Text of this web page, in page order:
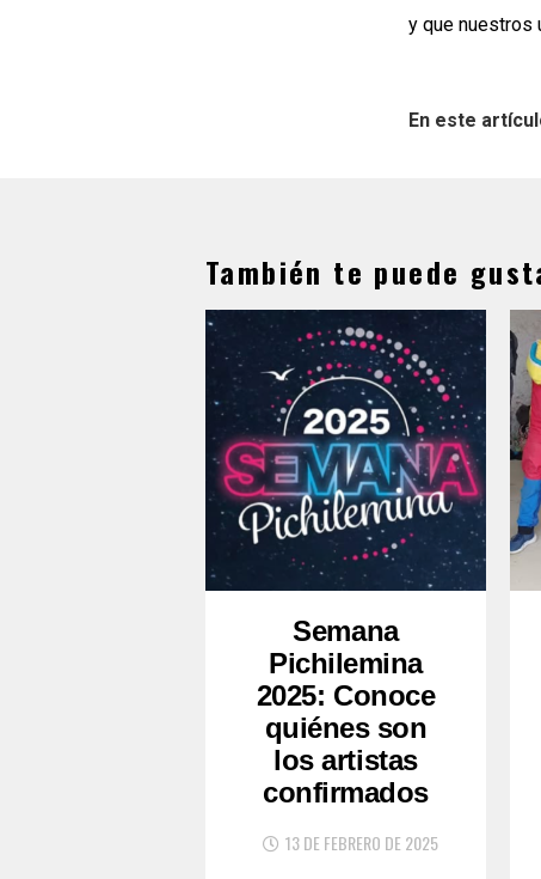
y que nuestros
En este
También te puede
Semana
Pichilemina
2025: Conoce
quiénes son
los artistas
confirmados
13 DE FEBRERO DE 2025